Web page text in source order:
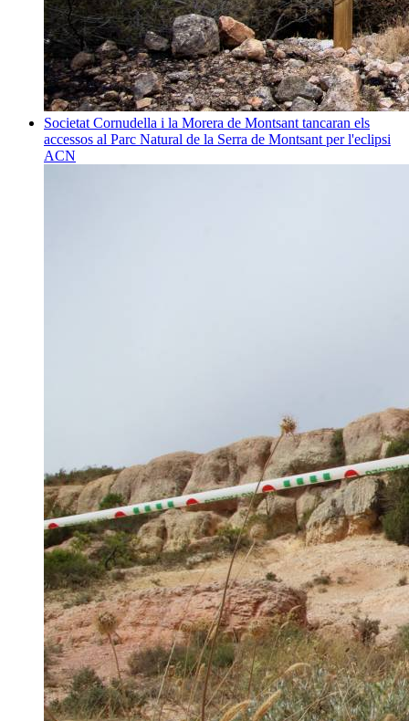
Societat Cornudella i la Morera de Montsant tancaran els
accessos al Parc Natural de la Serra de Montsant per l'eclipsi
ACN